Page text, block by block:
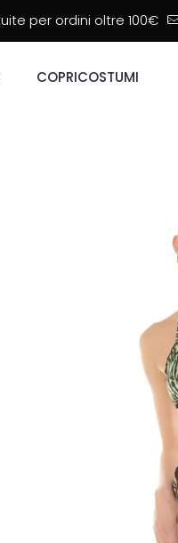
per ordini oltre 100€
COPRICOSTUMI